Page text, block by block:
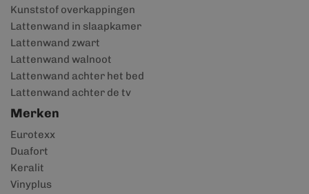
Kunststof overkappingen
Lattenwand in slaapkamer
Lattenwand zwart
Lattenwand walnoot
Lattenwand achter het bed
Lattenwand achter de tv
Merken
Eurotexx
Duafort
Keralit
Vinyplus